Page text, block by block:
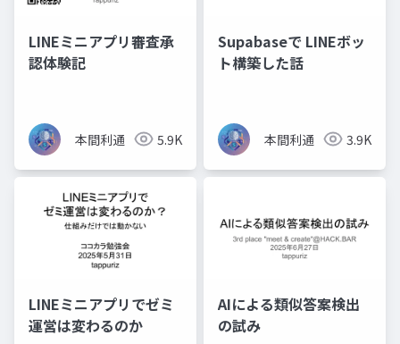
LINEミニアプリ審査承
認体験記
本間利通 5.9K
Supabaseで LINEボッ
ト構築した話
本間利通 3.9K
LINEミニアプリでゼミ
運営は変わるのか
AIによる類似答案検出
の試み